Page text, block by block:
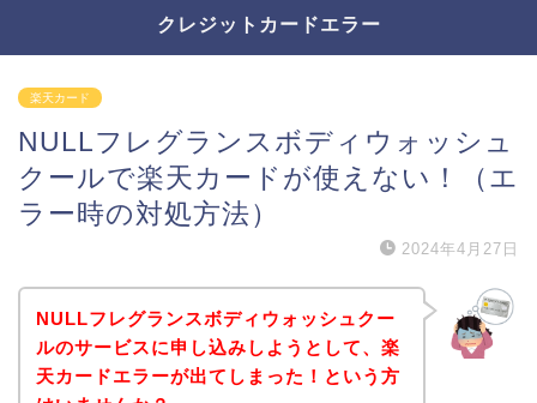
クレジットカードエラー
楽天カード
NULLフレグランスボディウォッシュ
クールで楽天カードが使えない！（エ
ラー時の対処方法）
2024年4月27日
NULLフレグランスボディウォッシュクー
ルのサービスに申し込みしようとして、楽
天カードエラーが出てしまった！という方